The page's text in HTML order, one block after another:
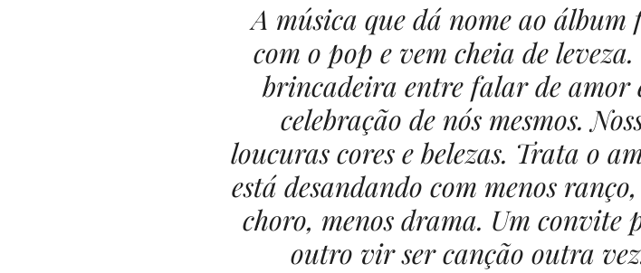
A música que dá nome ao álbum
com o pop e vem cheia de
brincadeira entre falar de amor
celebração de nós mesmos.
loucuras cores e belezas. Trata o
está desandando com menos
choro, menos drama. Um convite
outro vir ser canção outra